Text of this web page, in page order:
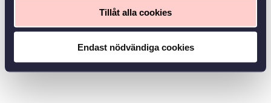
Tillåt alla cookies
Endast nödvändiga cookies